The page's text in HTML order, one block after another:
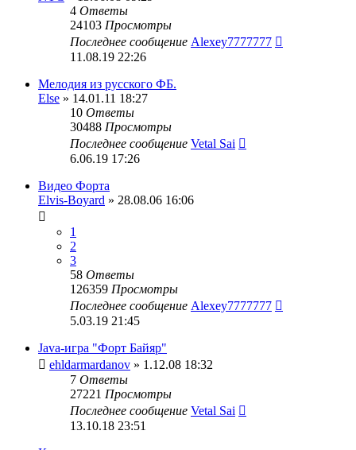
4 Ответы
24103 Просмотры
Последнее сообщение Alexey7777777
11.08.19 22:26
Мелодия из русского ФБ.
Else » 14.01.11 18:27
10 Ответы
30488 Просмотры
Последнее сообщение Vetal Sai
6.06.19 17:26
Видео Форта
Elvis-Boyard » 28.08.06 16:06
1
2
3
58 Ответы
126359 Просмотры
Последнее сообщение Alexey7777777
5.03.19 21:45
Java-игра "Форт Байяр"
ehldarmardanov » 1.12.08 18:32
7 Ответы
27221 Просмотры
Последнее сообщение Vetal Sai
13.10.18 23:51